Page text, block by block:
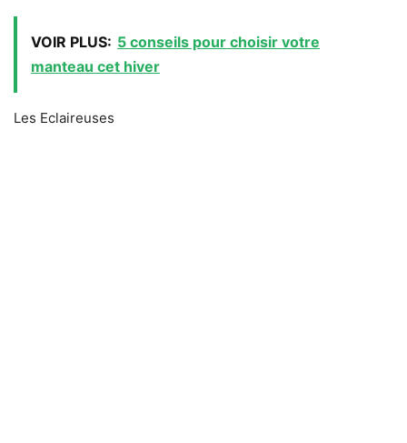
VOIR PLUS: 5 conseils pour choisir votre
manteau cet hiver
Les Eclaireuses